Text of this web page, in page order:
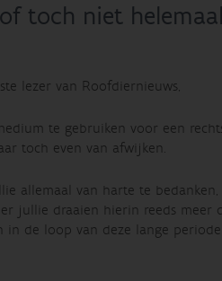
toch niet
lezer van Roofdiernieuws,
te gebruiken voor een
toch even van afwijken.
allemaal van harte te
jullie draaien hierin reeds
in de loop van deze lange